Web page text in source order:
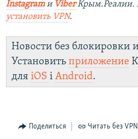
Instagram и ViberКрым.Реалии.
установить VPN.
Новости без блокировки
Установить приложение
для iOS і Android.
Поделиться Читать без VPN